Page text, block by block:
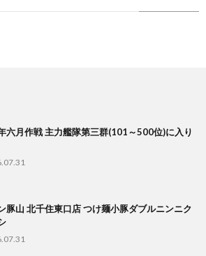
六月作戦 主力艦隊第三群(101～500位)に入り
豚山 北千住東口店 つけ麺小豚ダブルニンニク